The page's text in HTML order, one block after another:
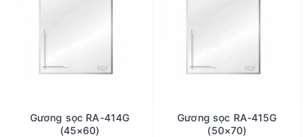
Gương sọc RA-414G
(45×60)
Gương sọc RA-415G
(50×70)